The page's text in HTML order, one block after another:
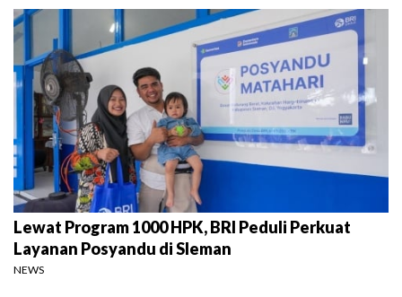
Lewat Program 1000 HPK, BRI Peduli Perkuat
Layanan Posyandu di Sleman
NEWS